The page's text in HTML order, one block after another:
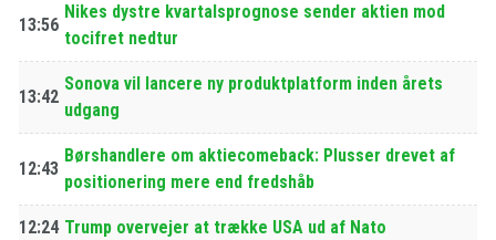
13:56
Nikes dystre kvartalsprognose sender aktien mod
tocifret nedtur
13:42
Sonova vil lancere ny produktplatform inden årets
udgang
12:43
Børshandlere om aktiecomeback: Plusser drevet af
positionering mere end fredshåb
12:24 Trump overvejer at trække USA ud af Nato